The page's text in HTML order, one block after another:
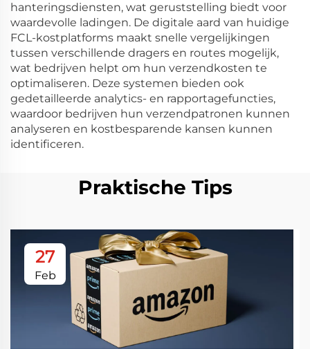
hanteringsdiensten, wat geruststelling biedt voor
waardevolle ladingen. De digitale aard van huidige
FCL-kostplatforms maakt snelle vergelijkingen
tussen verschillende dragers en routes mogelijk,
wat bedrijven helpt om hun verzendkosten te
optimaliseren. Deze systemen bieden ook
gedetailleerde analytics- en rapportagefuncties,
waardoor bedrijven hun verzendpatronen kunnen
analyseren en kostbesparende kansen kunnen
identificeren.
Praktische Tips
27
Feb